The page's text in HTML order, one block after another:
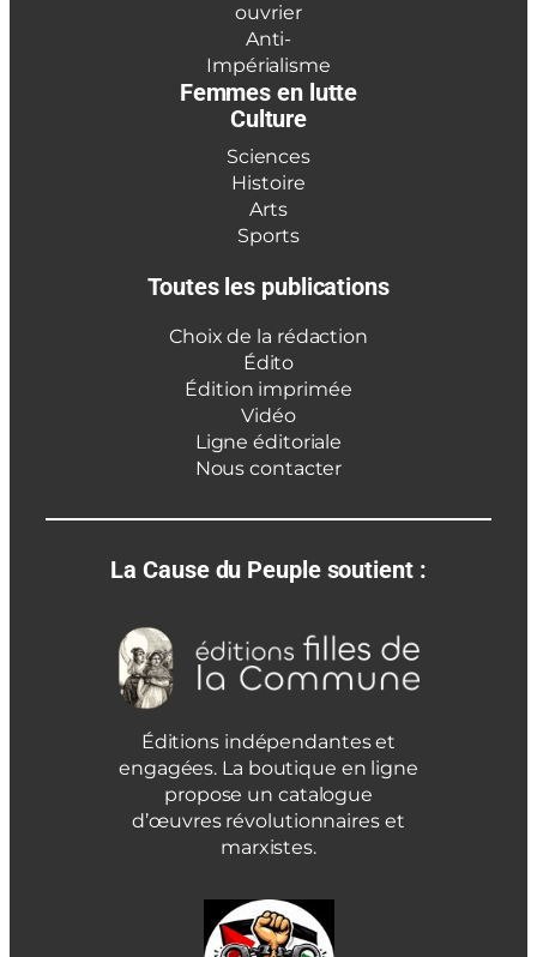
ouvrier
Anti-
Impérialisme
Femmes en lutte
Culture
Sciences
Histoire
Arts
Sports
Toutes les publications
Choix de la rédaction
Édito
Édition imprimée
Vidéo
Ligne éditoriale
Nous contacter
La Cause du Peuple soutient :
Éditions indépendantes et
engagées. La boutique en ligne
propose un catalogue
d’œuvres révolutionnaires et
marxistes.